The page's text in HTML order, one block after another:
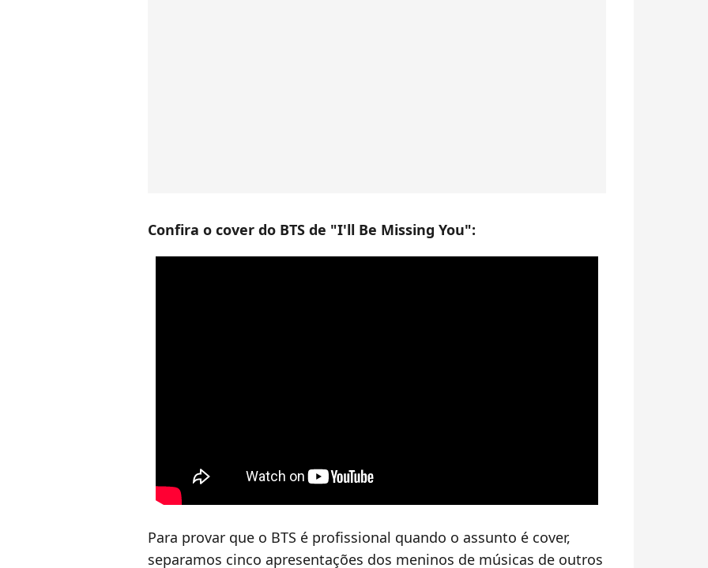
Confira o cover do BTS de "I'll Be Missing You":
Para provar que o BTS é profissional quando o assunto é cover,
separamos cinco apresentações dos meninos de músicas de outros